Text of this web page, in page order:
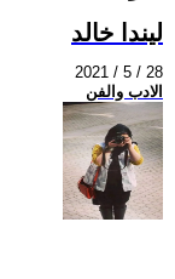
ليندا خالد
2021 / 5 / 28
الادب والفن